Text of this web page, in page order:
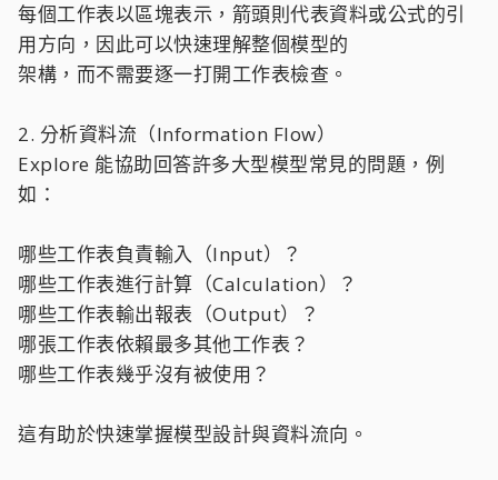
每個工作表以區塊表示，箭頭則代表資料或公式的引
用方向，因此可以快速理解整個模型的
架構，而不需要逐一打開工作表檢查。
2. 分析資料流（Information Flow）
Explore 能協助回答許多大型模型常見的問題，例
如：
哪些工作表負責輸入（Input）？
哪些工作表進行計算（Calculation）？
哪些工作表輸出報表（Output）？
哪張工作表依賴最多其他工作表？
哪些工作表幾乎沒有被使用？
這有助於快速掌握模型設計與資料流向。